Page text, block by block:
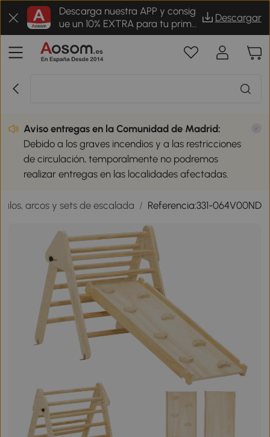
Descarga nuestra APP y consig
ue un 10% EXTRA para tu prime
r pedido
Descargar
Aviso entregas en la Comunidad de Madrid:
Debido a los graves incendios y a las restricciones
de circulación, temporalmente no podremos
realizar entregas en las localidades afectadas.
arcos y sets de escalada / Referencia:331-064V00ND